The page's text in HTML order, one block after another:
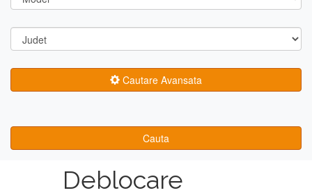
Cautare Avansata
Cauta
Deblocare